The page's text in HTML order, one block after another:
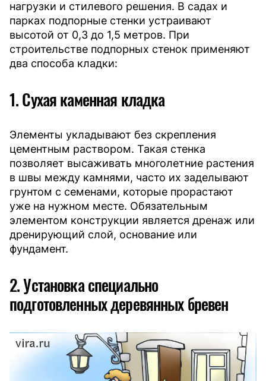
нагрузки и стилевого решения. В садах и
парках подпорные стенки устраивают
высотой от 0,3 до 1,5 метров. При
строительстве подпорных стенок применяют
два способа кладки:
1. Сухая каменная кладка
Элементы укладывают без скрепления
цементным раствором. Такая стенка
позволяет высаживать многолетние растения
в швы между камнями, часто их заделывают
грунтом с семенами, которые прорастают
уже на нужном месте. Обязательным
элементом конструкции является дренаж или
дренирующий слой, основание или
фундамент.
2. Установка специально
подготовленных деревянных бревен